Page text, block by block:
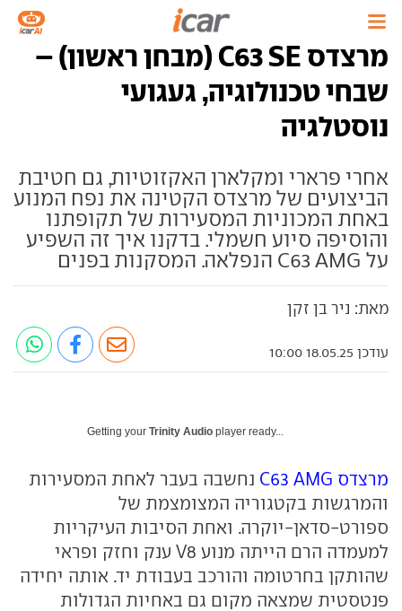
מרצדס C63 SE (מבחן ראשון) –
שבחי טכנולוגיה, געגועי
נוסטלגיה
אחרי פרארי ומקלארן האקזוטיות, גם חטיבת
הביצועים של מרצדס הקטינה את נפח המנוע
באחת המכוניות המסעירות של תקופתנו
והוסיפה סיוע חשמלי. בדקנו איך זה השפיע
על C63 AMG הנפלאה. המסקנות בפנים
מאת: ניר בן זקן
עודכן 18.05.25 10:00
Getting your Trinity Audio player ready...
מרצדס C63 AMG
נחשבה בעבר לאחת המסעירות
והמרגשות בקטגוריה המצומצמת של
ספורט-סדאן-יוקרה. ואחת הסיבות העיקריות
למעמדה הרם הייתה מנוע V8 ענק וחזק ופראי
שהותקן בחרטומה והורכב בעבודת יד. אותה יחידה
פנטסטית שמצאה מקום גם באחיות הגדולות